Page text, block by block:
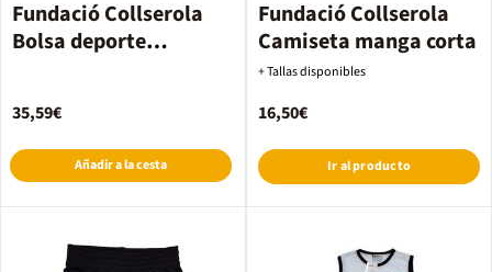
Fundació Collserola
Bolsa deporte
35,59€
Añadir a la cesta
Fundació Collserola
Camiseta manga corta
+ Tallas disponibles
16,50€
Ir al producto